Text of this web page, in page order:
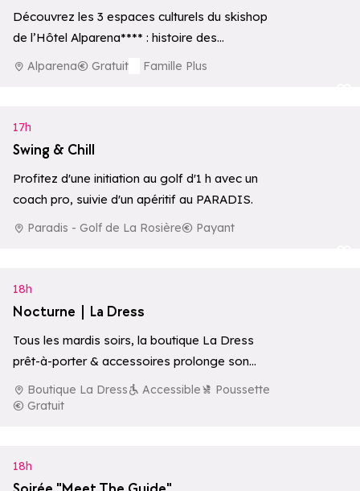
Découvrez les 3 espaces culturels du skishop
de l’Hôtel Alparena**** : histoire des
premières ascensions, écosystèmes
Alparena Gratuit
Famille Plus
17h
Swing & Chill
Profitez d'une initiation au golf d'1 h avec un
coach pro, suivie d'un apéritif au PARADIS.
Paradis - Golf de La Rosière
Payant
18h
Nocturne | La Dress
Tous les mardis soirs, la boutique La Dress
prêt-à-porter & accessoires prolonge son
ouverture.
Boutique La Dress Accessible
Poussette
Gratuit
18h